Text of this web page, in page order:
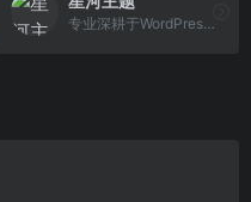
专业深耕于WordPress开发领域，提供高品质的WordPress主题，图片主题，博客主题，企业主题等优秀设计，通过优化建站流程与全方位技术支持，帮您搭建设计优雅的高 质量WordPress线上网站。